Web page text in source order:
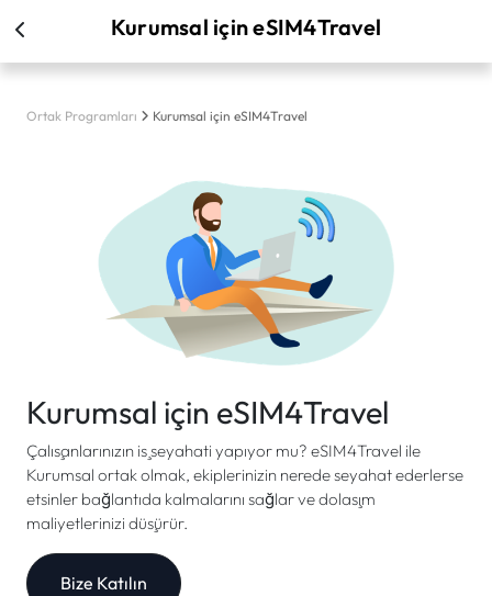
Kurumsal için eSIM4Travel
Ortak Programları Kurumsal için eSIM4Travel
Kurumsal için eSIM4Travel
Çalışanlarınızın iş seyahati yapıyor mu? eSIM4Travel ile
Kurumsal ortak olmak, ekiplerinizin nerede seyahat ederlerse
etsinler bağlantıda kalmalarını sağlar ve dolaşım
maliyetlerinizi düşürür.
Bize Katılın